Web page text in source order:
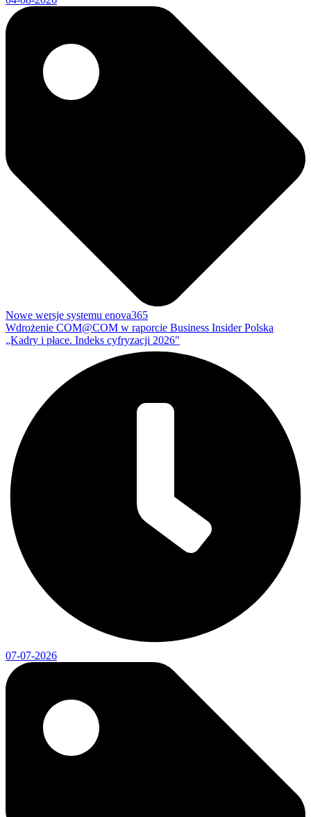
Nowe wersje systemu enova365
Wdrożenie COM@COM w raporcie Business Insider Polska
„Kadry i płace. Indeks cyfryzacji 2026″
07-07-2026